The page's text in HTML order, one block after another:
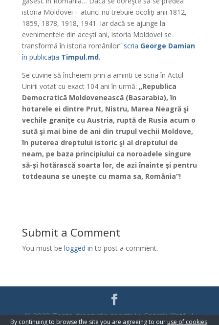
istoria Moldovei – atunci nu trebuie ocoliţi anii 1812,
1859, 1878, 1918, 1941. Iar dacă se ajunge la
evenimentele din aceşti ani, istoria Moldovei se
transformă în istoria românilor” scria George Damian
în publicația Timpul.md.
Se cuvine să încheiem prin a aminti ce scria în Actul
Unirii votat cu exact 104 ani în urmă: „Republica
Democratică Moldovenească (Basarabia), în
hotarele ei dintre Prut, Nistru, Marea Neagră şi
vechile graniţe cu Austria, ruptă de Rusia acum o
sută şi mai bine de ani din trupul vechii Moldove,
în puterea dreptului istoric şi al dreptului de
neam, pe baza principiului ca noroadele singure
să-şi hotărască soarta lor, de azi înainte şi pentru
totdeauna se uneşte cu mama sa, România”!
Submit a Comment
You must be logged in to post a comment.
© 2023 Toate drepturile aparțin lui Cosmin Țîntă |
By continuing to browse the site you are agreeing to our use of cookies.